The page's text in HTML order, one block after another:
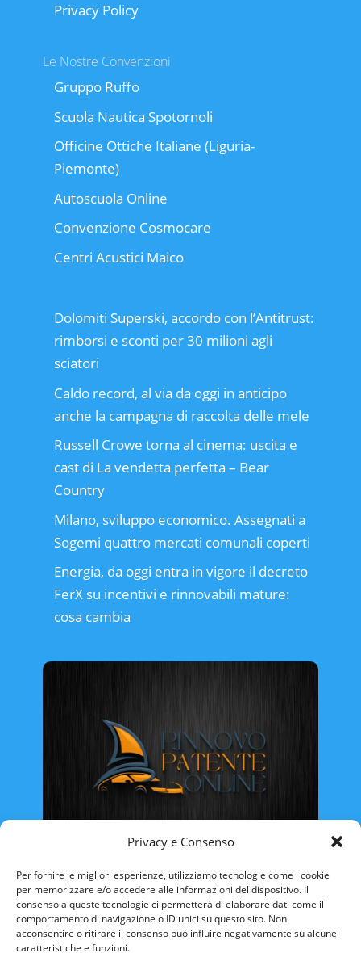
Privacy e Consenso
Per fornire le migliori esperienze, utilizziamo tecnologie come i cookie
per memorizzare e/o accedere alle informazioni del dispositivo. Il
consenso a queste tecnologie ci permetterà di elaborare dati come il
comportamento di navigazione o ID unici su questo sito. Non
acconsentire o ritirare il consenso può influire negativamente su alcune
caratteristiche e funzioni.
Privacy Policy
Le Nostre Convenzioni
Gruppo Ruffo
Scuola Nautica Spotornoli
Officine Ottiche Italiane (Liguria-
Piemonte)
Autoscuola Online
Convenzione Cosmocare
Centri Acustici Maico
Dolomiti Superski, accordo con l’Antitrust:
rimborsi e sconti per 30 milioni agli
sciatori
Caldo record, al via da oggi in anticipo
anche la campagna di raccolta delle mele
Russell Crowe torna al cinema: uscita e
cast di La vendetta perfetta – Bear
Country
Milano, sviluppo economico. Assegnati a
Sogemi quattro mercati comunali coperti
Energia, da oggi entra in vigore il decreto
FerX su incentivi e rinnovabili mature:
cosa cambia